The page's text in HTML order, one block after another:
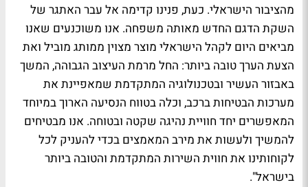
מהציבור הישראלי. כעת, פנינו קדימה אל עבר האתגר של
השקת הדגם החדש מאותה משפחה. אנו משוכנעים שאנו
מביאים היום לקהל הישראלי מוצר מצוין ממותג מוביל ואת
הצעת הערך טובה ביותר: החל מרמת העיצוב הגבוהה, המשך
באבזור העשיר ובטכנולוגיה המתקדמת שמאפיינת את
מערכות הבטיחות ברכב, וכלה בטווח הנסיעה הארוך במיוחד
המאפשרים יחד חוויית נהיגה שקטה ובטוחה. אנו מבטיחים
להמשיך ולעשות את מירב המאמצים בכדי להעניק לכל
לקוחותינו את חווית השירות המתקדמת והטובה ביותר
בישראל".